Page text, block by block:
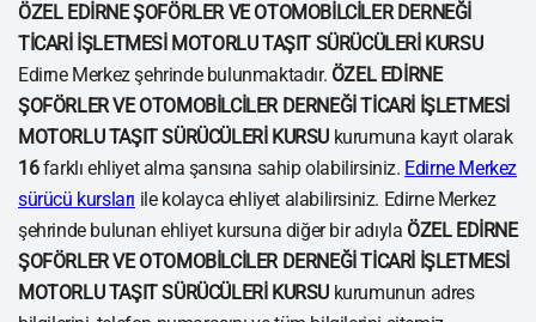
ÖZEL EDİRNE ŞOFÖRLER VE OTOMOBİLCİLER DERNEĞİ
TİCARİ İŞLETMESİ MOTORLU TAŞIT SÜRÜCÜLERİ KURSU
Edirne Merkez şehrinde bulunmaktadır. ÖZEL EDİRNE
ŞOFÖRLER VE OTOMOBİLCİLER DERNEĞİ TİCARİ İŞLETMESİ
MOTORLU TAŞIT SÜRÜCÜLERİ KURSU kurumuna kayıt olarak
16farklı ehliyet alma şansına sahip olabilirsiniz. Edirne Merkez
sürücü kursları ile kolayca ehliyet alabilirsiniz. Edirne Merkez
şehrinde bulunan ehliyet kursuna diğer bir adıyla ÖZEL EDİRNE
ŞOFÖRLER VE OTOMOBİLCİLER DERNEĞİ TİCARİ İŞLETMESİ
MOTORLU TAŞIT SÜRÜCÜLERİ KURSU kurumunun adres